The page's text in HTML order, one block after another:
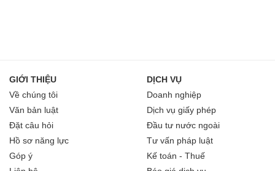
GIỚI THIỆU
Về chúng tôi
Văn bản luật
Đặt câu hỏi
Hồ sơ năng lực
Góp ý
DỊCH VỤ
Doanh nghiệp
Dịch vụ giấy phép
Đầu tư nước ngoài
Tư vấn pháp luật
Kế toán - Thuế